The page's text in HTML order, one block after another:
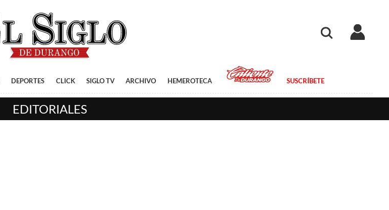
DEPORTES CLICK SIGLO TV ARCHIVO HEMEROTECA SUSCRÍBETE
EDITORIALES